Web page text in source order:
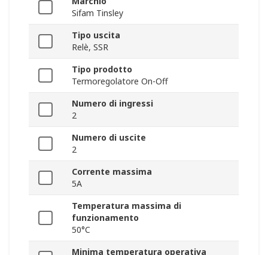
Sifam Tinsley
Tipo uscita
Relè, SSR
Tipo prodotto
Termoregolatore On-Off
Numero di ingressi
2
Numero di uscite
2
Corrente massima
5A
Temperatura massima di
funzionamento
50°C
Minima temperatura operativa